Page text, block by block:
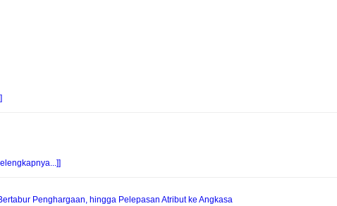
Penghargaan, hingga Pelepasan Atribut ke Angkasa